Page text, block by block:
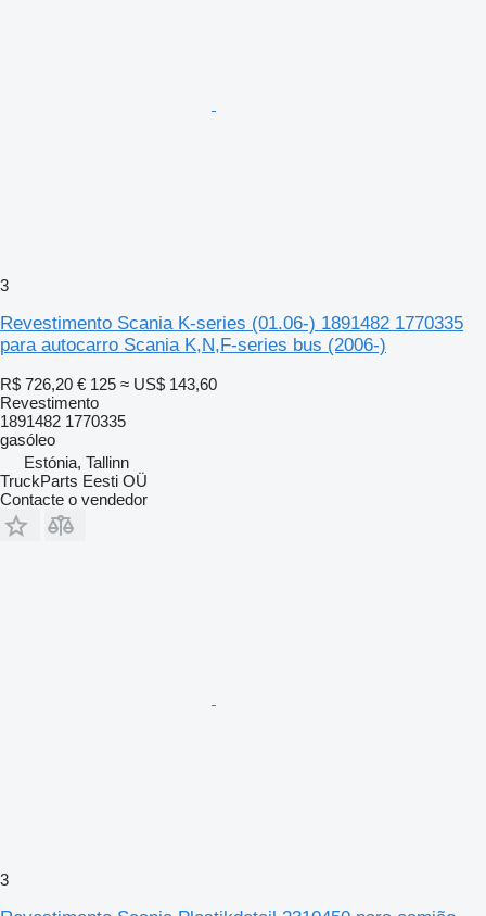
3
Revestimento Scania K-series (01.06-) 1891482 1770335
para autocarro Scania K,N,F-series bus (2006-)
R$ 726,20 € 125 ≈ US$ 143,60
Revestimento
1891482 1770335
gasóleo
Estónia, Tallinn
TruckParts Eesti OÜ
Contacte o vendedor
3